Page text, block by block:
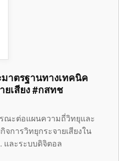
าตรฐานทางเทคนิค
ยเสียง #กสทช
ณะต่อแผนความถี่วิทยุและ
การวิทยุกระจายเสียงใน
และระบบดิจิตอล